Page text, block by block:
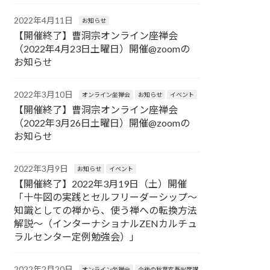
2022年4月11日 お知らせ
【開催終了】曹洞宗オンライン座禅会
（2022年4月23日土曜日）開催@zoomの
お知らせ
2022年3月10日 オンライン坐禅会 お知らせ イベント
【開催終了】曹洞宗オンライン座禅会
（2022年3月26日土曜日）開催@zoomの
お知らせ
2022年3月9日 お知らせ イベント
【開催終了】2022年3月19日（土）開催
「十牛図の実践とセルフリーダーシップ〜
知識としての禅から、使う禅への転換方法
解説〜（インターナショナルZENカルチュ
ラルセンター定例勉強会）」